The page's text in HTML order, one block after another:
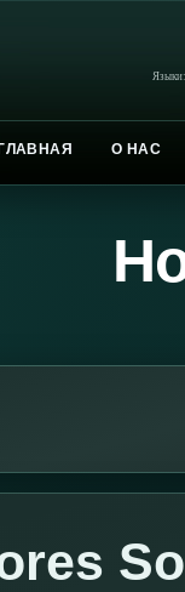
Языки:
ГЛАВНАЯ О НАС